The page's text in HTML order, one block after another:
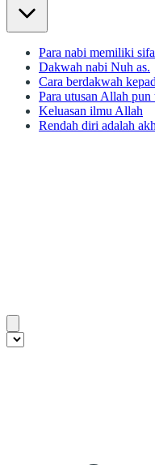
Para nabi memiliki
Dakwah nabi Nuh as.
Cara berdakwah
Para utusan Allah
Keluasan ilmu Allah
Rendah diri adalah